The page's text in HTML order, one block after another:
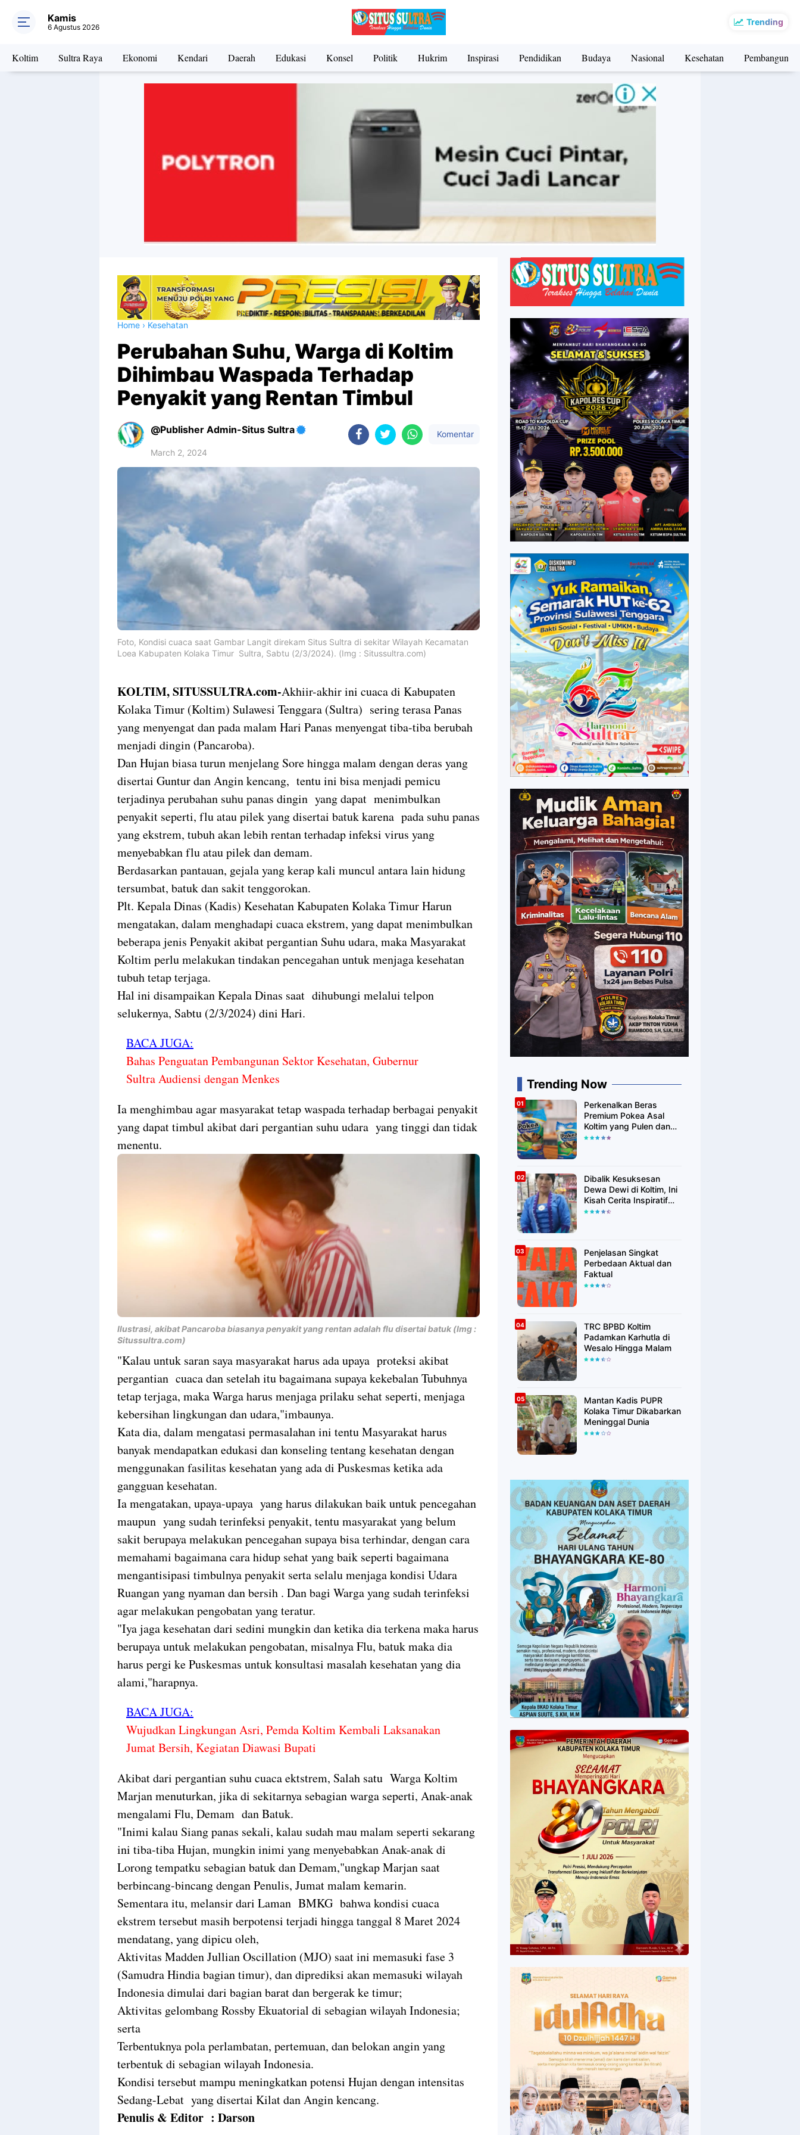
Trending
Kamis
6 Agustus 2026
Koltim Sultra Raya Ekonomi Kendari Daerah Edukasi Konsel Politik Hukrim Inspirasi Pendidikan Budaya Nasional Kesehatan Pembangunan
Home › Kesehatan
Perubahan Suhu, Warga di Koltim
Dihimbau Waspada Terhadap
Penyakit yang Rentan Timbul
Publisher Admin-Situs Sultra
March 2, 2024
Komentar
Premium
With
Shroff
Templates
Foto, Kondisi cuaca saat Gambar Langit direkam Situs Sultra di sekitar Wilayah Kecamatan
Loea Kabupaten Kolaka Timur Sultra, Sabtu (2/3/2024). (Img : Situssultra.com)
KOLTIM, SITUSSULTRA.com-Akhiir-akhir ini cuaca di Kabupaten
Kolaka Timur (Koltim) Sulawesi Tenggara (Sultra) sering terasa Panas
yang menyengat dan pada malam Hari Panas menyengat tiba-tiba berubah
menjadi dingin (Pancaroba).
Dan Hujan biasa turun menjelang Sore hingga malam dengan deras yang
disertai Guntur dan Angin kencang, tentu ini bisa menjadi pemicu
terjadinya perubahan suhu panas dingin yang dapat menimbulkan
penyakit seperti, flu atau pilek yang disertai batuk karena pada suhu panas
yang ekstrem, tubuh akan lebih rentan terhadap infeksi virus yang
menyebabkan flu atau pilek dan demam.
Berdasarkan pantauan, gejala yang kerap kali muncul antara lain hidung
tersumbat, batuk dan sakit tenggorokan.
Plt. Kepala Dinas (Kadis) Kesehatan Kabupaten Kolaka Timur Harun
mengatakan, dalam menghadapi cuaca ekstrem, yang dapat menimbulkan
beberapa jenis Penyakit akibat pergantian Suhu udara, maka Masyarakat
Koltim perlu melakukan tindakan pencegahan untuk menjaga kesehatan
tubuh tetap terjaga.
Hal ini disampaikan Kepala Dinas saat dihubungi melalui telpon
selukernya, Sabtu (2/3/2024) dini Hari.
BACA JUGA:
Bahas Penguatan Pembangunan Sektor Kesehatan, Gubernur
Sultra Audiensi dengan Menkes
Ia menghimbau agar masyarakat tetap waspada terhadap berbagai penyakit
yang dapat timbul akibat dari pergantian suhu udara yang tinggi dan tidak
menentu.
Ilustrasi, akibat Pancaroba biasanya penyakit yang rentan adalah flu disertai batuk (Img :
Situssultra.com)
"Kalau untuk saran saya masyarakat harus ada upaya proteksi akibat
pergantian cuaca dan setelah itu bagaimana supaya kekebalan Tubuhnya
tetap terjaga, maka Warga harus menjaga prilaku sehat seperti, menjaga
kebersihan lingkungan dan udara,"imbaunya.
Kata dia, dalam mengatasi permasalahan ini tentu Masyarakat harus
banyak mendapatkan edukasi dan konseling tentang kesehatan dengan
menggunakan fasilitas kesehatan yang ada di Puskesmas ketika ada
gangguan kesehatan.
Ia mengatakan, upaya-upaya yang harus dilakukan baik untuk pencegahan
maupun yang sudah terinfeksi penyakit, tentu masyarakat yang belum
sakit berupaya melakukan pencegahan supaya bisa terhindar, dengan cara
memahami bagaimana cara hidup sehat yang baik seperti bagaimana
mengantisipasi timbulnya penyakit serta selalu menjaga kondisi Udara
Ruangan yang nyaman dan bersih . Dan bagi Warga yang sudah terinfeksi
agar melakukan pengobatan yang teratur.
"Iya jaga kesehatan dari sedini mungkin dan ketika dia terkena maka harus
berupaya untuk melakukan pengobatan, misalnya Flu, batuk maka dia
harus pergi ke Puskesmas untuk konsultasi masalah kesehatan yang dia
alami,"harapnya.
BACA JUGA:
Wujudkan Lingkungan Asri, Pemda Koltim Kembali Laksanakan
Jumat Bersih, Kegiatan Diawasi Bupati
Akibat dari pergantian suhu cuaca ektstrem, Salah satu Warga Koltim
Marjan menuturkan, jika di sekitarnya sebagian warga seperti, Anak-anak
mengalami Flu, Demam dan Batuk.
"Inimi kalau Siang panas sekali, kalau sudah mau malam seperti sekarang
ini tiba-tiba Hujan, mungkin inimi yang menyebabkan Anak-anak di
Lorong tempatku sebagian batuk dan Demam,"ungkap Marjan saat
berbincang-bincang dengan Penulis, Jumat malam kemarin.
Sementara itu, melansir dari Laman BMKG bahwa kondisi cuaca
ekstrem tersebut masih berpotensi terjadi hingga tanggal 8 Maret 2024
mendatang, yang dipicu oleh,
Aktivitas Madden Jullian Oscillation (MJO) saat ini memasuki fase 3
(Samudra Hindia bagian timur), dan diprediksi akan memasuki wilayah
Indonesia dimulai dari bagian barat dan bergerak ke timur;
Aktivitas gelombang Rossby Ekuatorial di sebagian wilayah Indonesia;
serta
Terbentuknya pola perlambatan, pertemuan, dan belokan angin yang
terbentuk di sebagian wilayah Indonesia.
Kondisi tersebut mampu meningkatkan potensi Hujan dengan intensitas
Sedang-Lebat yang disertai Kilat dan Angin kencang.
Penulis & Editor : Darson
Trending Now
Perkenalkan Beras
Premium Pokea Asal
Koltim yang Pulen dan
Putih Alami
Dibalik Kesuksesan
Dewa Dewi di Koltim, Ini
Kisah Cerita Inspiratif
Singkatnya
Penjelasan Singkat
Perbedaan Aktual dan
Faktual
TRC BPBD Koltim
Padamkan Karhutla di
Wesalo Hingga Malam
Mantan Kadis PUPR
Kolaka Timur Dikabarkan
Meninggal Dunia